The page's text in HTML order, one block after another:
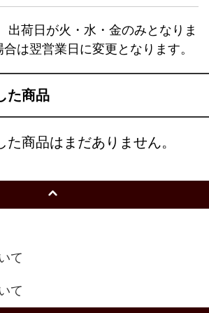
出荷日が火・水・金のみとなりま
は翌営業日に変更となります。
た商品
た商品はまだありません。
て
て